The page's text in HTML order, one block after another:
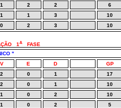
1 2 2 6
1 1 3 10
0 2 3 10
1AFASE
"
V E D GP
2 0 1 17
2 0 1 10
1 0 2 10
1 0 2 5